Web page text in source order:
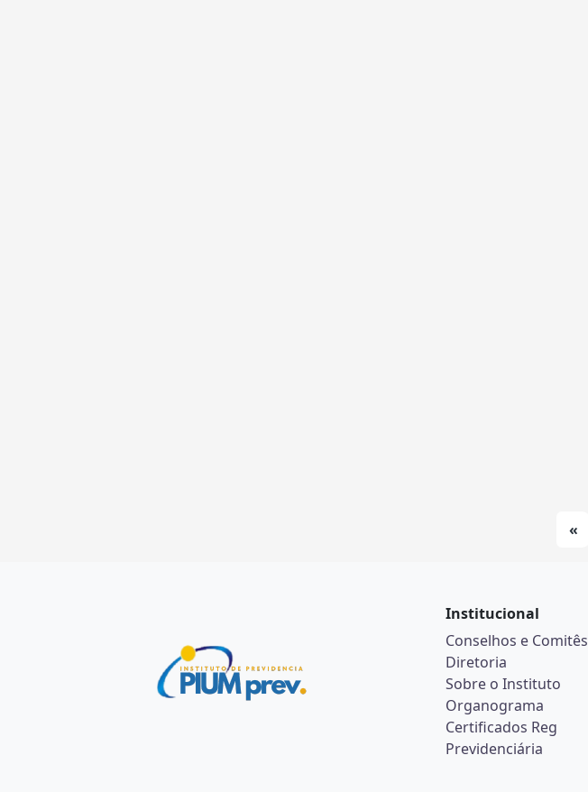
«
Institucional
Conselhos e Comitês
Diretoria
Sobre o Instituto
Organograma
Certificados Reg
Previdenciária